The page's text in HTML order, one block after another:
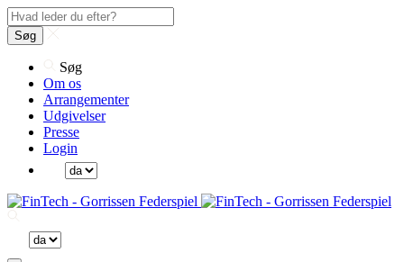
Søg
Søg
Om os
Arrangementer
Udgivelser
Presse
Login